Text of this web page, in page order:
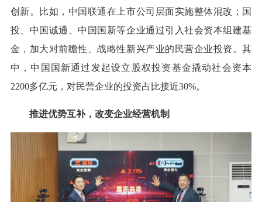
创新。比如，中国联通在上市公司层面实施整体混改；国
投、中国诚通、中国国新等企业通过引入社会资本组建基
金，加大对前瞻性、战略性新兴产业的民营企业投资。其
中，中国国新通过发起设立股权投资基金撬动社会资本
2200多亿元，对民营企业的投资占比接近30%。
推进优势互补，改变企业经营机制